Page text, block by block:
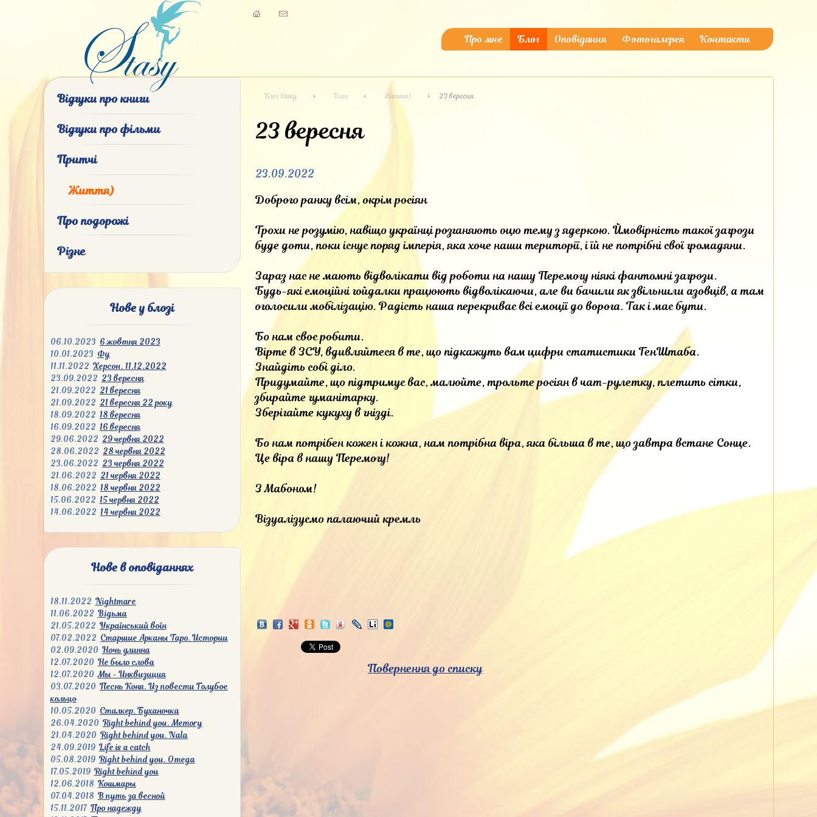
Про мне Блог Оповідання Фотогалерея Контакти
Відгуки про книги
Відгуки про фільми
Притчі
Життя)
Про подорожі
Різне
Нове у блозі
06.10.2023 6 жовтня 2023
10.01.2023 Фу
11.11.2022 Херсон. 11.12.2022
23.09.2022 23 вересня
21.09.2022 21 вересня
21.09.2022 21 вересня 22 року
18.09.2022 18 вересня
16.09.2022 16 вересня
29.06.2022 29 червня 2022
28.06.2022 28 червня 2022
23.06.2022 23 червня 2022
21.06.2022 21 червня 2022
18.06.2022 18 червня 2022
15.06.2022 15 червня 2022
14.06.2022 14 червня 2022
Нове в оповіданнях
18.11.2022 Nightmare
11.06.2022 Відьма
21.05.2022 Український воїн
07.02.2022 Старшие Арканы Таро. Истории
02.09.2020 Ночь длинна
12.07.2020 Не было слова
12.07.2020Мы - Инквизиция
03.07.2020 Песнь Коня. Из повести Голубое
кольцо
10.05.2020 Сталкер. Буханочка
26.04.2020 Right behind you. Memory
21.04.2020 Right behind you. Nala
24.09.2019 Life is a catch
05.08.2019 Right behind you. Omega
17.05.2019 Right behind you
12.06.2018 Кошмары
07.04.2018 В путь за весной
15.11.2017 Про надежду
Блог Stasy Блог Життя) 23 вересня
23 вересня
23.09.2022
Доброго ранку всім, окрім росіян
Трохи не розумію, навіщо українці розганяють оцю тему з ядеркою. Ймовірність такої загрози
буде доти, поки існує поряд імперія, яка хоче наши території, і їй не потрібні свої громадяни.
Зараз нас не мають відволікати від роботи на нашу Перемогу ніякі фантомні загрози.
Будь-які емоційні гойдалки працюють відволікаючи, але ви бачили як звільнили азовців, а там
оголосили мобілізацію. Радість наша перекриває всі емоції до ворога. Так і має бути.
Бо нам своє робити.
Вірте в ЗСУ, вдивляйтеся в те, що підкажуть вам цифри статистики ГенШтаба.
Знайдіть собі діло.
Придумайте, що підтримує вас, малюйте, трольте росіян в чат-рулетку, плетить сітки,
збирайте гуманітарку.
Зберігайте кукуху в гнізді.
Бо нам потрібен кожен і кожна, нам потрібна віра, яка більша в те, що завтра встане Сонце.
Це віра в нашу Перемогу!
З Мабоном!
Візуалізуємо палаючий кремль
Повернення до списку